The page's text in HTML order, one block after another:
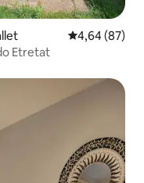
4,64 de uma
4,64 (87)
Etretat